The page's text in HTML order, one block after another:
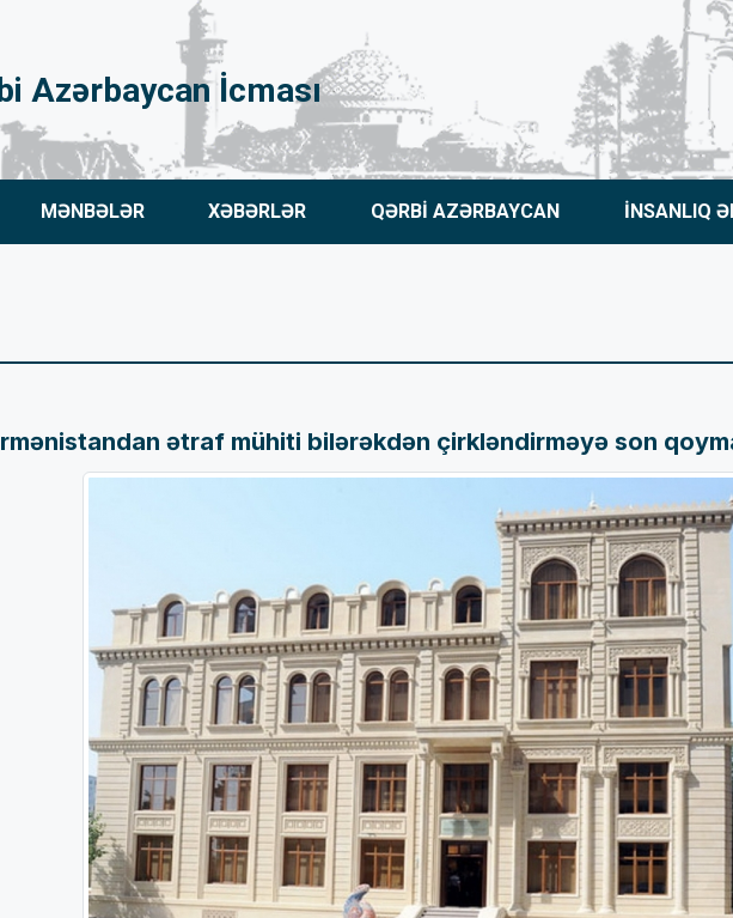
Azərbaycan İcması
MƏNBƏLƏR XƏBƏRLƏR QƏRBİ AZƏRBAYCAN İNSANLIQ
ətraf mühiti bilərəkdən çirkləndirməyə son